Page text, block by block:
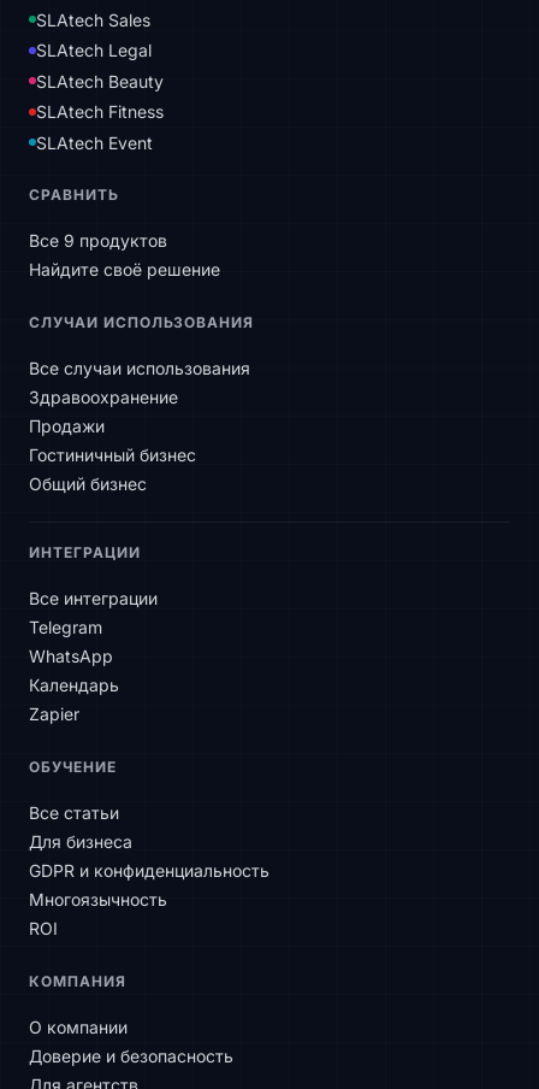
SLAtech Sales
SLAtech Legal
SLAtech Beauty
SLAtech Fitness
SLAtech Event
СРАВНИТЬ
Все 9 продуктов
Найдите своё решение
СЛУЧАИ ИСПОЛЬЗОВАНИЯ
Все случаи использования
Здравоохранение
Продажи
Гостиничный бизнес
Общий бизнес
ИНТЕГРАЦИИ
Все интеграции
Telegram
WhatsApp
Календарь
Zapier
ОБУЧЕНИЕ
Все статьи
Для бизнеса
GDPR и конфиденциальность
Многоязычность
ROI
КОМПАНИЯ
О компании
Доверие и безопасность
Для агентств
SLAtech Bot
Здравствуйте! Чем могу помочь?